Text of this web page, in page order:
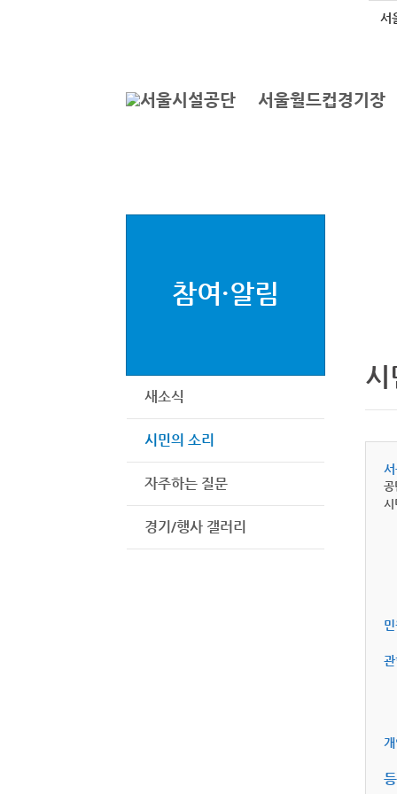
서울월드컵경기장
서
참여·알림
새소식
시민의 소리
자주하는 질문
경기/행사 갤러리
시
공
시